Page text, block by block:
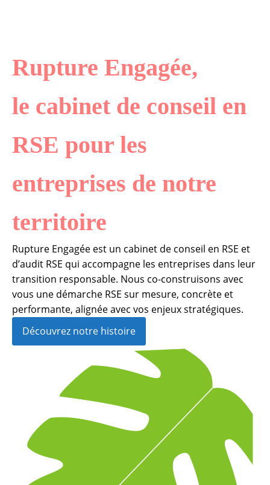
Rupture Engagée,
le cabinet de conseil en
RSE pour les
entreprises de notre
territoire
Rupture Engagée est un cabinet de conseil en RSE et
d’audit RSE qui accompagne les entreprises dans leur
transition responsable. Nous co-construisons avec
vous une démarche RSE sur mesure, concrète et
performante, alignée avec vos enjeux stratégiques.
Découvrez notre histoire